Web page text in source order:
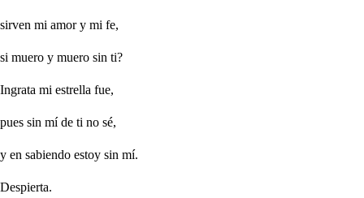
sirven mi amor y mi fe,
si muero y muero sin ti?
Ingrata mi estrella fue,
pues sin mí de ti no sé,
y en sabiendo estoy sin mí.
Despierta.